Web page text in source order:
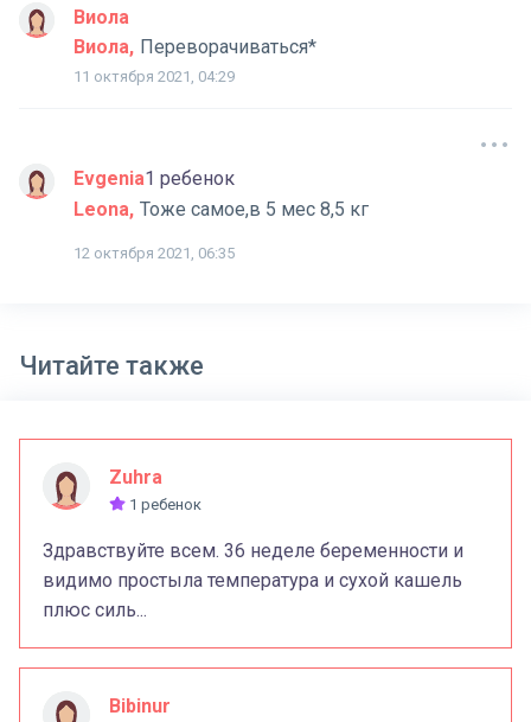
Виола
Виола
Переворачиваться*
11 октября 2021, 04:29
Evgenia1 ребенок
Leona Тоже самое,в 5 мес 8,5 кг
12 октября 2021, 06:35
Читайте также
Zuhra
1 ребенок
Здравствуйте всем. 36 неделе беременности и
видимо простыла температура и сухой кашель
плюс силь...
Bibinur